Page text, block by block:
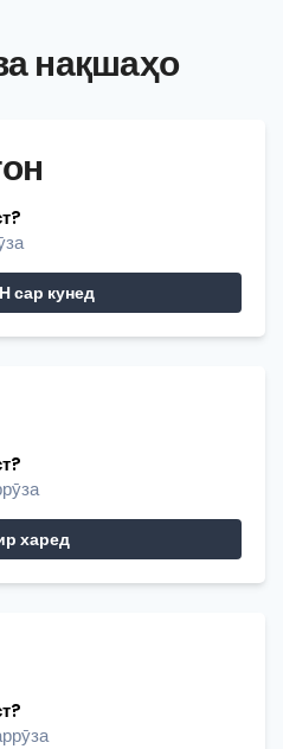
нақшаҳо
сар кунед
харед